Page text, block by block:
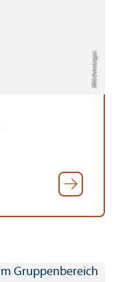
Bild: Anna Logue